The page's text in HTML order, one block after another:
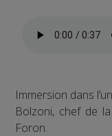
Immersion dans
Bolzoni, chef de
Foron.